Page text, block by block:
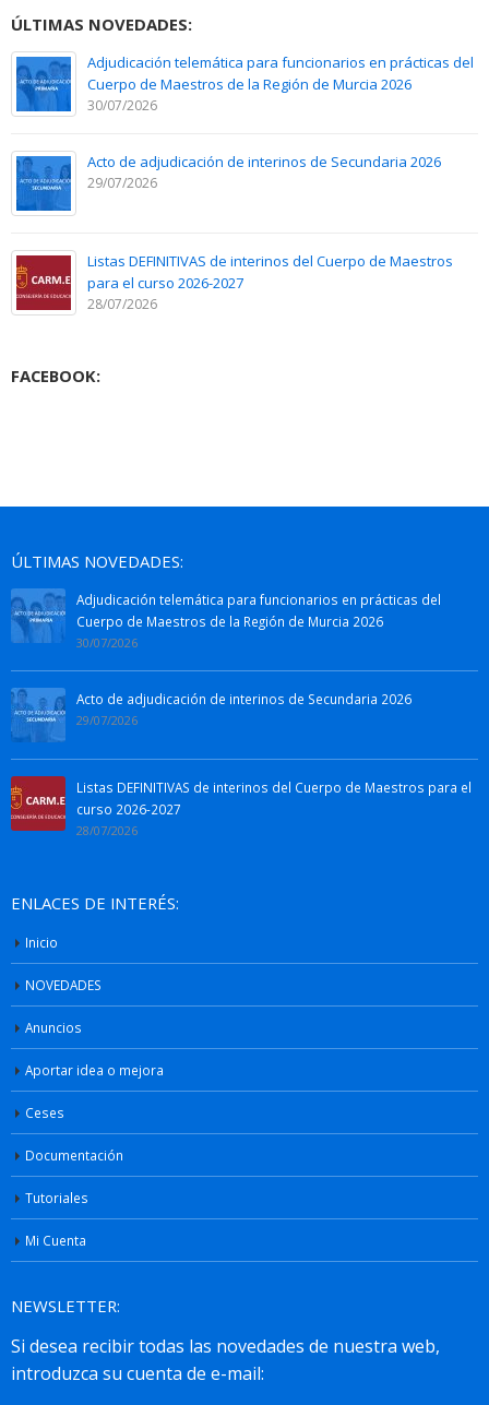
ÚLTIMAS NOVEDADES:
Adjudicación telemática para funcionarios en prácticas del
Cuerpo de Maestros de la Región de Murcia 2026
30/07/2026
Acto de adjudicación de interinos de Secundaria 2026
29/07/2026
Listas DEFINITIVAS de interinos del Cuerpo de Maestros
para el curso 2026-2027
28/07/2026
FACEBOOK:
ÚLTIMAS NOVEDADES:
Adjudicación telemática para funcionarios en prácticas del
Cuerpo de Maestros de la Región de Murcia 2026
30/07/2026
Acto de adjudicación de interinos de Secundaria 2026
29/07/2026
Listas DEFINITIVAS de interinos del Cuerpo de Maestros para el
curso 2026-2027
28/07/2026
ENLACES DE INTERÉS:
Inicio
NOVEDADES
Anuncios
Aportar idea o mejora
Ceses
Documentación
Tutoriales
Mi Cuenta
NEWSLETTER: